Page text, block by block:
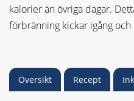
kalorier än övriga dagar.
förbränning kickar igång
Översikt Recept